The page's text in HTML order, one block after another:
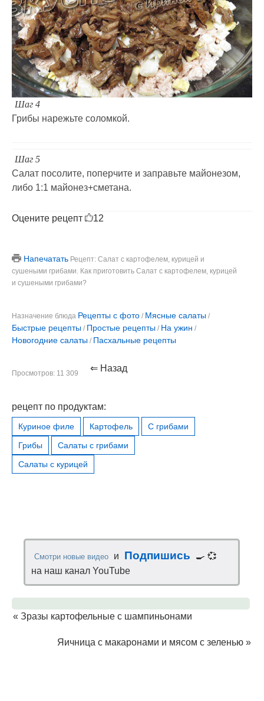
Шаг 4
Грибы нарежьте соломкой.
Шаг 5
Салат посолите, поперчите и заправьте майонезом,
либо 1:1 майонез+сметана.
Оцените рецепт 12
Напечатать Рецепт: Салат с картофелем, курицей и
сушеными грибами. Как приготовить Салат с картофелем, курицей
и сушеными грибами?
Назначение блюда Рецепты с фото / Мясные салаты /
Быстрые рецепты / Простые рецепты / На ужин /
Новогодние салаты / Пасхальные рецепты
Просмотров: 11 309 ⇐ Назад
рецепт по продуктам:
Куриное филе Картофель
С грибами
Грибы
Салаты с грибами
Салаты с курицей
Смотри новые видео и Подпишись
🍳 💞
на наш канал YouTube
« Зразы картофельные с шампиньонами
Яичница с макаронами и мясом с зеленью »